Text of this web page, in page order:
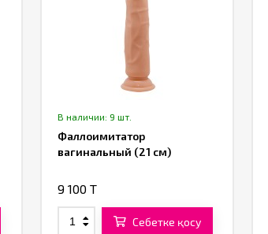
В наличии: 9 шт.
Фаллоимитатор
вагинальный (21 см)
9 100 T
Себетке қосу